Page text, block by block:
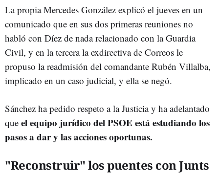
La propia Mercedes González explicó el jueves en un
comunicado que en sus dos primeras reuniones no
habló con Díez de nada relacionado con la Guardia
Civil, y en la tercera la exdirectiva de Correos le
propuso la readmisión del comandante Rubén Villalba,
implicado en un caso judicial, y ella se negó.
Sánchez ha pedido respeto a la Justicia y ha adelantado
que el equipo jurídico del PSOE está estudiando los
pasos a dar y las acciones oportunas.
"Reconstruir" los puentes con Junts